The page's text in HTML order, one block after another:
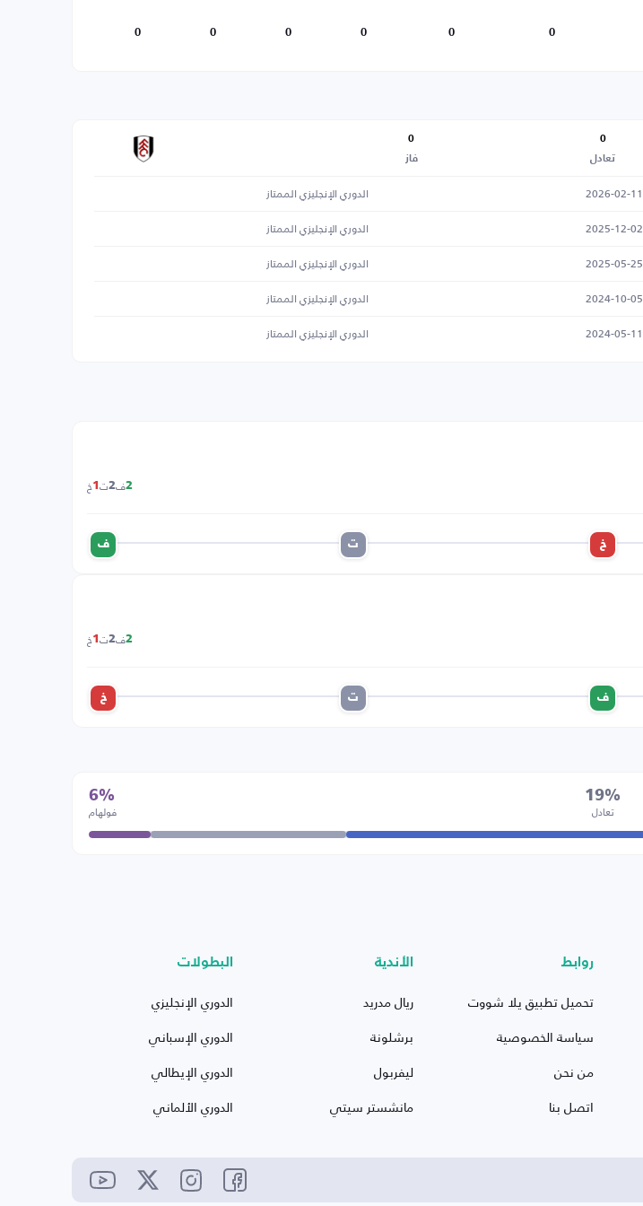
0
0
0
0
0
0
0
تعادل
0
فاز
2026-02-11
الدوري الإنجليزي الممتاز
2025-12-02
الدوري الإنجليزي الممتاز
2025-05-25
الدوري الإنجليزي الممتاز
2024-10-05
الدوري الإنجليزي الممتاز
2024-05-11 الدوري الإنجليزي الممتاز
2ف2ت 1خ
خ ت ف
2ف2ت 1خ
ف ت خ
19%
تعادل
6%
فولهام
روابط
تحميل تطبيق يلا شووت
سياسة الخصوصية
من نحن
اتصل بنا
الأندية
ريال مدريد
برشلونة
ليفربول
مانشستر سيتي
البطولات
الدوري الإنجليزي
الدوري الإسباني
الدوري الإيطالي
الدوري الألماني